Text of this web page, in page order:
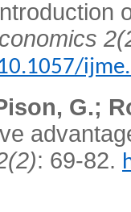
G.;
: 69-82.